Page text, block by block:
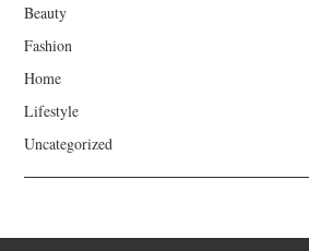
Beauty
Fashion
Home
Lifestyle
Uncategorized